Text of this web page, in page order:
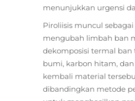
menunjukkan urgensi
Piroliisis muncul
mengubah limbah ban
dekomposisi termal
bumi, karbon hitam,
kembali material
dibandingkan metode